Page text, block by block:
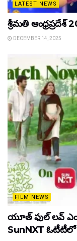
LATEST NEWS
శ్రీమతి
DECEMBER 14, 2025
FILM NEWS
యూత్ ఫుల్ లవ్
SunNXT ఓటీటీలో